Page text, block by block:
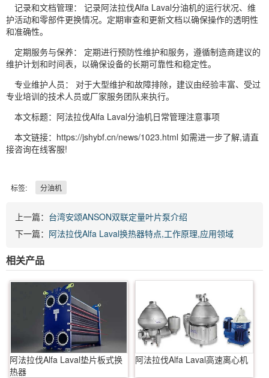
记录和文档管理： 记录阿法拉伐Alfa Laval分油机的运行状况、维
护活动和零部件更换情况。定期审查和更新文档以确保操作的透明性
和准确性。
定期服务与保养： 定期进行预防性维护和服务，遵循制造商建议的
维护计划和时间表，以确保设备的长期可靠性和稳定性。
专业维护人员： 对于大型维护和故障排除，建议由经验丰富、受过
专业培训的技术人员或厂家服务团队来执行。
本文标题：阿法拉伐Alfa Laval分油机日常管理注意事项
本文链接：https://jshybf.cn/news/1023.html 如需进一步了解,请直
接咨询在线客服!
标签: 分油机
上一篇： 台湾安颂ANSON双联定量叶片泵介绍
下一篇： 阿法拉伐Alfa Laval换热器特点,工作原理,应用领域
相关产品
阿法拉伐Alfa Laval垫片板式换
热器
阿法拉伐Alfa Laval高速离心机